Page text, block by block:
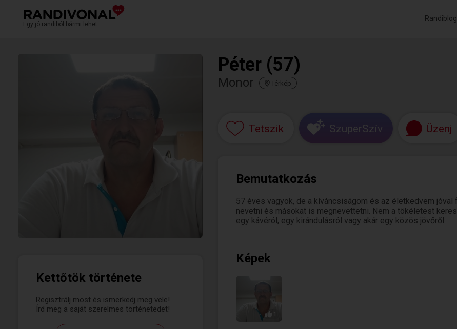
Egy jó randiból bármi lehet.
Randiblog
Kettőtök története
Regisztrálj most és ismerkedj meg vele!
Írd meg a saját szerelmes történetedet!
Péter (57)
Monor Térkép
Tetszik SzuperSzív Üzenj
Bemutatkozás
57 éves vagyok, de a kíváncsiságom és az életkedvem
nevetni és másokat is megnevettetni. Nem a tökéletest
egy kávéról, egy kirándulásról vagy akár egy közös jövőről
Képek